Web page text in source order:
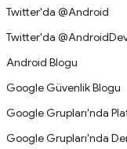
Twitter'da @Android
Twitter'da
Android Blogu
Google Güvenlik Blogu
Google Grupları'nda
Google Grupları'nda